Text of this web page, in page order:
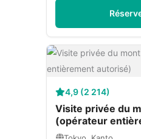
4,9 (2 214)
Visite privée du
(opérateur